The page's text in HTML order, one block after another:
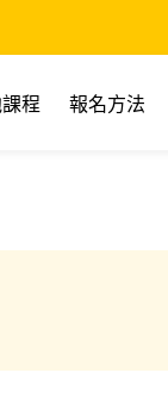
程 報名方法